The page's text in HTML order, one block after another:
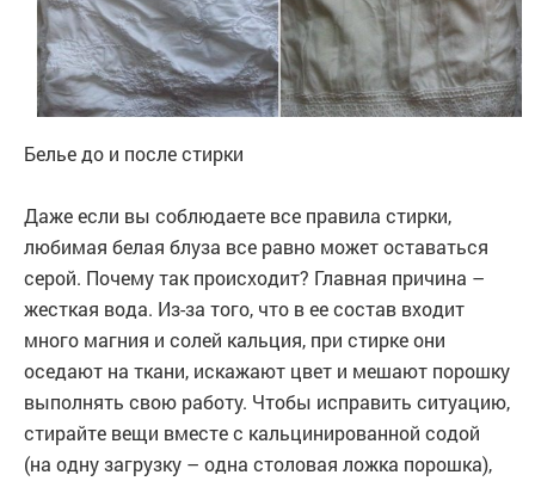
Белье до и после стирки
Даже если вы соблюдаете все правила стирки,
любимая белая блуза все равно может оставаться
серой. Почему так происходит? Главная причина –
жесткая вода. Из-за того, что в ее состав входит
много магния и солей кальция, при стирке они
оседают на ткани, искажают цвет и мешают порошку
выполнять свою работу. Чтобы исправить ситуацию,
стирайте вещи вместе с кальцинированной содой
(на одну загрузку – одна столовая ложка порошка),